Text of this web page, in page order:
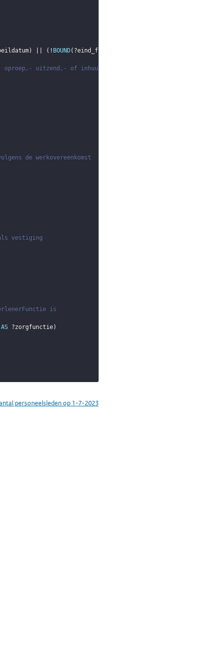
) ( ! BOUND( ?eind_functie
uitzend,- of inhuurovereenkomst) binnen de
de werkovereenkomst
vestiging
is
AS ?zorgfunctie)
personeelsleden op 1-7-2023